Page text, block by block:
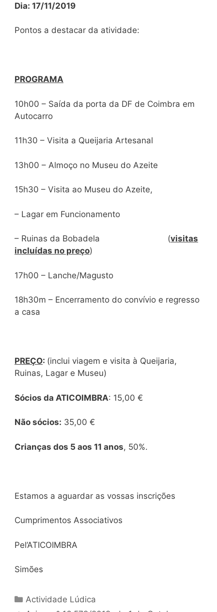
Dia: 17/11/2019
Pontos a destacar da atividade:
PROGRAMA
10h00 – Saída da porta da DF de Coimbra em
Autocarro
11h30 – Visita a Queijaria Artesanal
13h00 – Almoço no Museu do Azeite
15h30 – Visita ao Museu do Azeite,
– Lagar em Funcionamento
– Ruinas da Bobadela (visitas
incluídas no preço)
17h00 – Lanche/Magusto
18h30m – Encerramento do convívio e regresso
a casa
PREÇO: (inclui viagem e visita à Queijaria,
Ruinas, Lagar e Museu)
Sócios da ATICOIMBRA: 15,00 €
Não sócios: 35,00 €
Crianças dos 5 aos 11 anos, 50%.
Estamos a aguardar as vossas inscrições
Cumprimentos Associativos
Pel’ATICOIMBRA
Simões
Categorias
Actividade Lúdica